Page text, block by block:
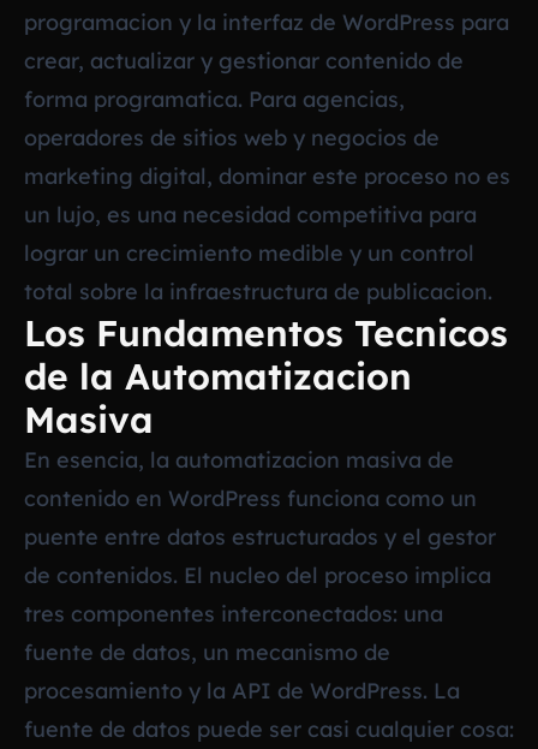
programacion y la interfaz de WordPress para
crear, actualizar y gestionar contenido de
forma programatica. Para agencias,
operadores de sitios web y negocios de
marketing digital, dominar este proceso no es
un lujo, es una necesidad competitiva para
lograr un crecimiento medible y un control
total sobre la infraestructura de publicacion.
Los Fundamentos Tecnicos
de la Automatizacion
Masiva
En esencia, la automatizacion masiva de
contenido en WordPress funciona como un
puente entre datos estructurados y el gestor
de contenidos. El nucleo del proceso implica
tres componentes interconectados: una
fuente de datos, un mecanismo de
procesamiento y la API de WordPress. La
fuente de datos puede ser casi cualquier cosa: